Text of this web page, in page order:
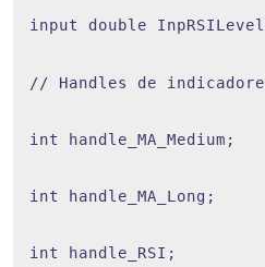
input double
// Handles de
int handle_MA_Medium;
int handle_MA_Long;
int handle_RSI;